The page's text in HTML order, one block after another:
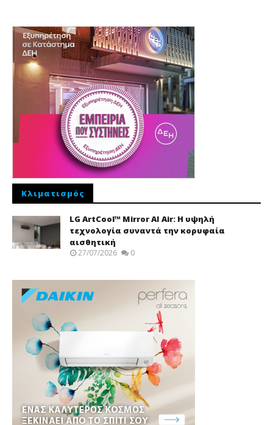
Κλιματισμός
LG ArtCool™ Mirror AI Air: Η υψηλή
τεχνολογία συναντά την κορυφαία
αισθητική
27/07/2026 0